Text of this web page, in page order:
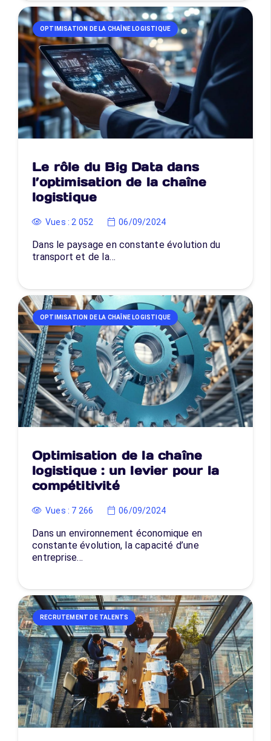
OPTIMISATION DE LA CHAÎNE LOGISTIQUE
Le rôle du Big Data dans
l’optimisation de la chaîne
logistique
Vues : 2 052 06/09/2024
Dans le paysage en constante évolution du
transport et de la…
OPTIMISATION DE LA CHAÎNE LOGISTIQUE
Optimisation de la chaîne
logistique : un levier pour la
compétitivité
Vues : 7 266 06/09/2024
Dans un environnement économique en
constante évolution, la capacité d’une
entreprise…
RECRUTEMENT DE TALENTS